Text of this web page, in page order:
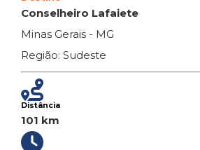
Conselheiro Lafaiete
Minas Gerais - MG
Região: Sudeste
Distância
101 km